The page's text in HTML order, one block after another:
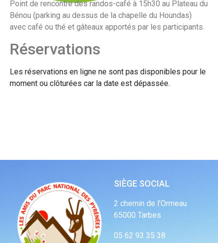
Point de rencontre des randos-café à 15h30 au Plateau du
Bénou (parking au dessus de la chapelle du Houndas)
avec café ou thé et gâteaux apportés par les participants.
Réservations
Les réservations en ligne ne sont pas disponibles pour le
moment ou clôturées car la date est dépassée.
SIÈGE SOCIAL
2 chemin de l’Ormeau
65000 Tarbes
05 62 93 35 38